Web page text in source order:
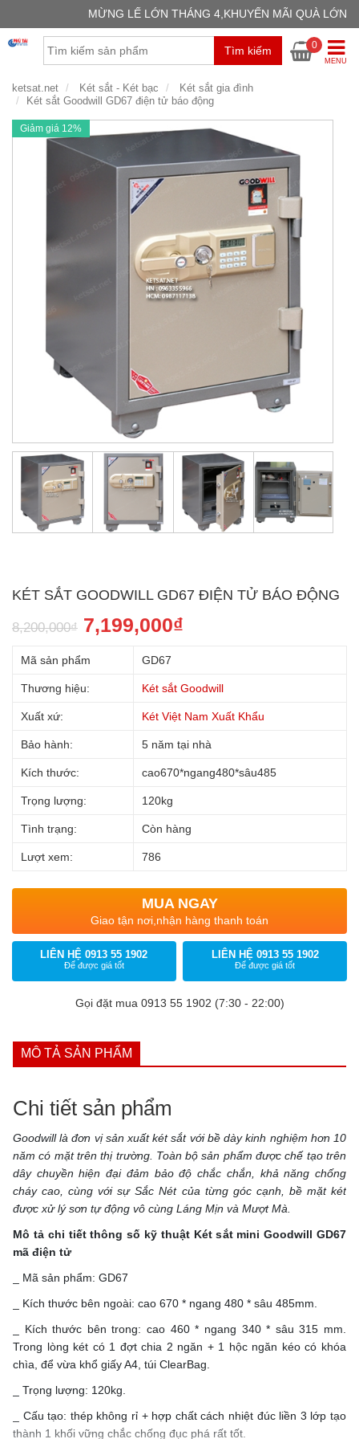
MỪNG LẾ LỚN THÁNG 4,KHUYẾN MÃI QUÀ LỚN
Tìm kiếm
GIỎ
Chưa
0
MENU
ketsat.net Két sắt - Két bạc
Két sắt gia đình
Két sắt Goodwill GD67 điện tử báo động
Giảm giá 12%
KÉT SẮT GOODWILL GD67 ĐIỆN TỬ BÁO ĐỘNG
8,200,000₫ 7,199,000₫
Mã sản phẩm GD67
Thương hiệu: Két sắt Goodwill
Xuất xứ: Két Việt Nam Xuất Khẩu
Bảo hành: 5 năm tại nhà
Kích thước: cao670*ngang480*sâu485
Trọng lượng: 120kg
Tình trạng: Còn hàng
Lượt xem: 786
MUA NGAY
Giao tận nơi,nhận hàng thanh toán
LIÊN HỆ 0913 55 1902
Để được giá tốt
LIÊN HỆ 0913 55 1902
Để được giá tốt
Gọi đặt mua 0913 55 1902 (7:30 - 22:00)
MÔ TẢ SẢN PHẨM
Chi tiết sản phẩm
Goodwill là đơn vị sản xuất két sắt với bề dày kinh nghiệm hơn 10
năm có mặt trên thị trường. Toàn bộ sản phẩm được chế tạo trên
dây chuyền hiện đại đảm bảo độ chắc chắn, khả năng chống
cháy cao, cùng với sự Sắc Nét của từng góc cạnh, bề mặt két
được xử lý sơn tự động vô cùng Láng Mịn và Mượt Mà.
Mô tả chi tiết thông số kỹ thuật Két sắt mini Goodwill GD67
mã điện tử
_ Mã sản phẩm: GD67
_ Kích thước bên ngoài: cao 670 * ngang 480 * sâu 485mm.
_ Kích thước bên trong: cao 460 * ngang 340 * sâu 315 mm.
Trong lòng két có 1 đợt chia 2 ngăn + 1 hộc ngăn kéo có khóa
chìa, để vừa khổ giấy A4, túi ClearBag.
_ Trọng lượng: 120kg.
_ Cấu tạo: thép không rỉ + hợp chất cách nhiệt đúc liền 3 lớp tạo
thành 1 khối vững chắc chống đục phá rất tốt.